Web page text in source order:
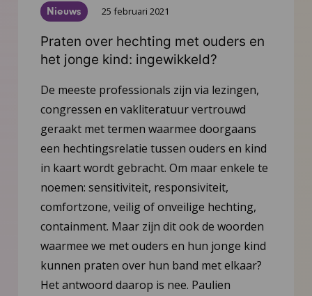
Nieuws 25 februari 2021
Praten over hechting met ouders en
het jonge kind: ingewikkeld?
De meeste professionals zijn via lezingen,
congressen en vakliteratuur vertrouwd
geraakt met termen waarmee doorgaans
een hechtingsrelatie tussen ouders en kind
in kaart wordt gebracht. Om maar enkele te
noemen: sensitiviteit, responsiviteit,
comfortzone, veilig of onveilige hechting,
containment. Maar zijn dit ook de woorden
waarmee we met ouders en hun jonge kind
kunnen praten over hun band met elkaar?
Het antwoord daarop is nee. Paulien